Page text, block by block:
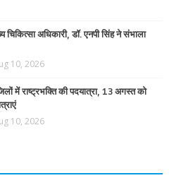
चिकित्सा अधिकारी, डॉ. एनपी सिंह ने संभाला
10, 2026
में राष्ट्रभक्ति की पदयात्रा, 13 अगस्त को
10, 2026